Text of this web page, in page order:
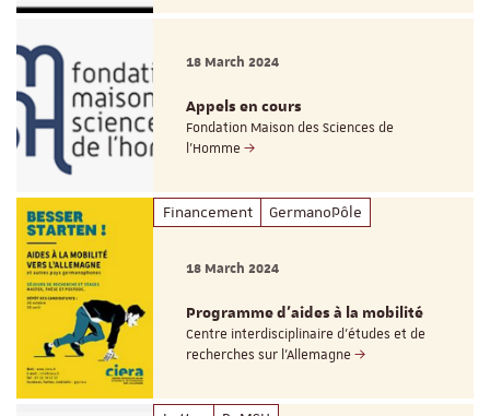
18 March 2024
Appels en cours
Fondation Maison des Sciences de
l'Homme
Financement GermanoPôle
18 March 2024
Programme d'aides à la mobilité
Centre interdisciplinaire d'études et de
recherches sur l'Allemagne